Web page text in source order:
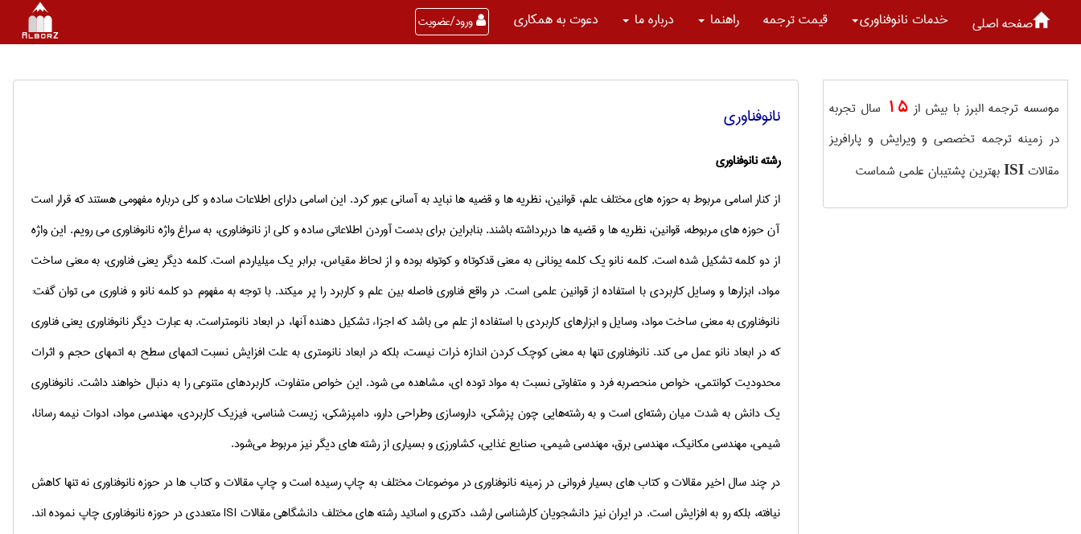
صفحه اصلی خدمات نانوفناوری قیمت ترجمه راهنما درباره ما دعوت به همکاری ورود/عضویت
نانوفناوری
رشته نانوفناوری
از كنار اسامی مربوط به حوزه­ های مختلف علم، قوانین، نظریه ­ها و قضیه­ ها نباید به آسانی عبور كرد. این اسامی دارای اطلاعات ساده و كلی درباره مفهومی هستند كه قرار است
آن حوزه­ های مربوطه، قوانین، نظریه­ ها و قضیه­ ها دربرداشته باشند. بنابراین برای بدست آوردن اطلاعاتی ساده و كلی از نانوفناوری، به سراغ واژه نانوفناوری می­ رویم. این واژه
از دو كلمه تشكیل شده است. كلمه نانو یك كلمه یونانی به معنی قدكوتاه و كوتوله بوده و از لحاظ مقیاس، برابر یک میلیاردم است. كلمه دیگر یعنی فناوری، به معنی ساخت
مواد، ابزارها و وسایل كاربردی با استفاده از قوانین علمی است. در واقع فناوری فاصله بین علم و كاربرد را پر می­كند. با توجه به مفهوم دو كلمه نانو و فناوری می­ توان گفت:
نانوفناوری به معنی ساخت مواد، وسایل و ابزارهای كاربردی با استفاده از علم می­ باشد كه اجزاء تشكیل دهنده آن­ها، در ابعاد نانومتراست. به عبارت دیگر نانوفناوری یعنی فناوری
كه در ابعاد نانو عمل می­ كند. نانوفناوری تنها به معنی کوچک کردن اندازه ذرات نیست، بلکه در ابعاد نانومتری به علت افزایش نسبت اتم­های سطح به اتم­های حجم و اثرات
محدودیت کوانتمی، خواص منحصربه ­فرد و متفاوتی نسبت به مواد توده ­ای، مشاهده می­ شود. این خواص متفاوت، کاربردهای متنوعی را به دنبال خواهند داشت. نانوفناوری
یک دانش به شدت میان رشته‌ای است و به رشته‌هایی چون پزشكی، داروسازی وطراحی دارو، دامپزشكی، زیست شناسی، فیزیك كاربردی، مهندسی مواد، ادوات نیمه رسانا،
شیمی، مهندسی مكانیك، مهندسی برق، مهندسی شیمی، صنایع غذایی، كشاورزی و بسیاری از رشته های دیگر نیز مربوط می‌شود.
در چند سال اخیر مقالات و كتاب های بسیار فروانی در زمینه نانوفناوری در موضوعات مختلف به چاپ رسیده است و چاپ مقالات و كتاب ها در حوزه نانوفناوری نه تنها كاهش
نیافته، بلكه رو به افزایش است. در ایران نیز دانشجویان كارشناسی ارشد، دكتری و اساتید رشته های مختلف دانشگاهی مقالاتISIمتعددی در حوزه نانوفناوری چاپ نموده اند.
موسسه ترجمه البرز با بیش از15 سال تجربه
در زمینه ترجمه تخصصی و ویرایش و پارافریز
مقالات ISI بهترین پشتیبان علمی شماست